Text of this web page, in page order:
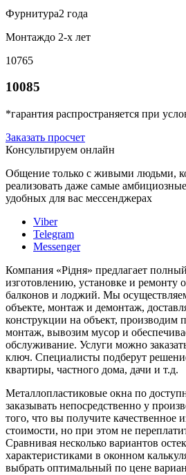
Фурнитура2 года
Монтаждо 2-х лет
10765
10085
*гарантия распространяется при
Заказать просчет
Консультируем онлайн
Общение только с живыми людьми,
реализовать даже самые
удобных для вас мессенджерах
Viber
Telegram
Messenger
Компания «Рідня» предлагает
изготовлению, установке и ремонту
балконов и лоджий. Мы
объекте, монтаж и демонтаж,
конструкции на объект, производим
монтаж, вывозим мусор и
обслуживание. Услуги можно
ключ. Специалисты подберут
квартиры, частного дома, дачи и т.д.
Металлопластиковые окна по
заказывать непосредственно у
того, что вы получите качественное
стоимости, но при этом не
Сравнивая несколько вариантов
характеристиками в оконном
выбрать оптимальный по цене